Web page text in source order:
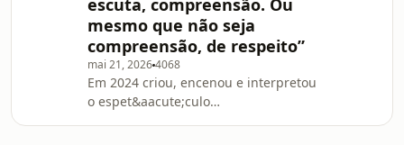
Neste epis&oacute;dio de &ldquo;O
Tal Podcast&rdquo;, a convidada de
Georgina Ang&eacute;lica e Paula
Cardoso revisita o percurso que a
levou da diplomacia &agrave; restau
escuta, compreensão. Ou
mesmo que não seja
compreensão, de respeito”
mai 21, 20264068
Em 2024 criou, encenou e interpretou
o espet&aacute;culo